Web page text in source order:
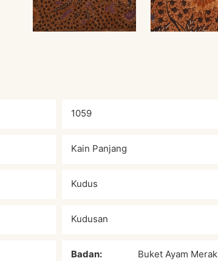
1059
Kain Panjang
Kudus
Kudusan
Badan:
Buket Ayam Merak